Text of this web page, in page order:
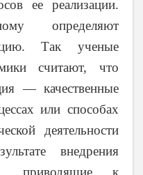
ее реализации.
определяют
Так ученые
считают, что
— качественные
или способах
деятельности
внедрения
приводящие к